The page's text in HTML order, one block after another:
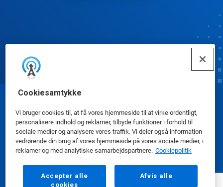
Cookiesamtykke
Vi bruger cookies til, at få vores hjemmeside til at virke ordentligt,
personalisere indhold og reklamer, tilbyde funktioner i forhold til
sociale medier og analysere vores traffik. Vi deler også information
vedrørende din brug af vores hjemmeside på vores sociale medier, i
reklamer og med analytiske samarbejdspartnere. Cookiepolitik
Accepter alle
cookies
Afvis alle
Sikkerhedsdatablade|Privatlivspolitik|Betingelser
for brug